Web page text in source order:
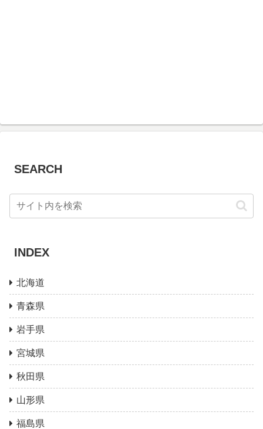
SEARCH
INDEX
北海道
青森県
岩手県
宮城県
秋田県
山形県
福島県